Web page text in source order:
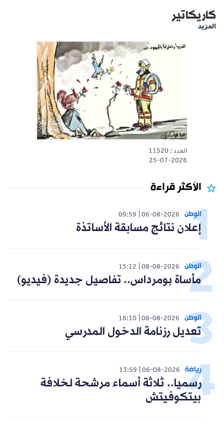
كاريكاتير
المزيد
العدد : 11520
25-07-2026
الأكثر قراءة
الوطن 06-08-2026
09:59
إعلان نتائج مسابقة الأساتذة
الوطن 08-08-2026
15:12
مأساة بومرداس.. تفاصيل جديدة (فيديو)
الوطن 08-08-2026
16:10
تعديل رزنامة الدخول المدرسي
رياضة 06-08-2026
13:59
رسميا.. ثلاثة أسماء مرشحة لخلافة
بيتكوفيتش